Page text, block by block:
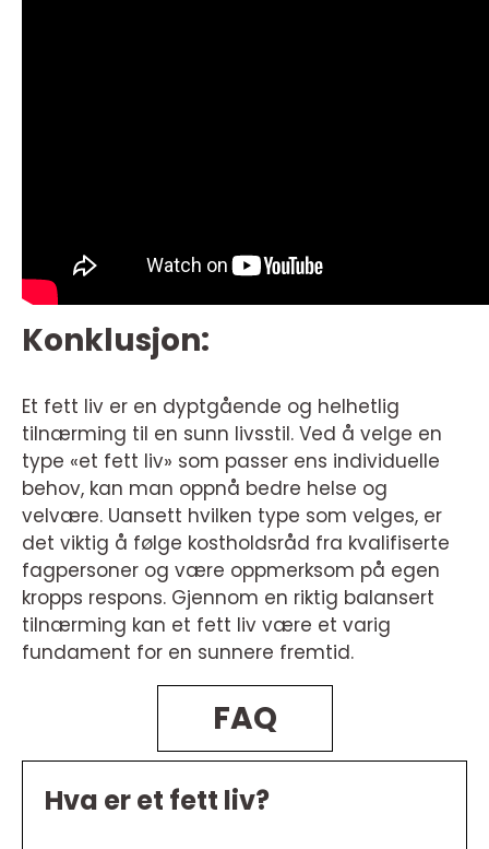
Konklusjon:
Et fett liv er en dyptgående og helhetlig
tilnærming til en sunn livsstil. Ved å velge en
type «et fett liv» som passer ens individuelle
behov, kan man oppnå bedre helse og
velvære. Uansett hvilken type som velges, er
det viktig å følge kostholdsråd fra kvalifiserte
fagpersoner og være oppmerksom på egen
kropps respons. Gjennom en riktig balansert
tilnærming kan et fett liv være et varig
fundament for en sunnere fremtid.
FAQ
Hva er et fett liv?